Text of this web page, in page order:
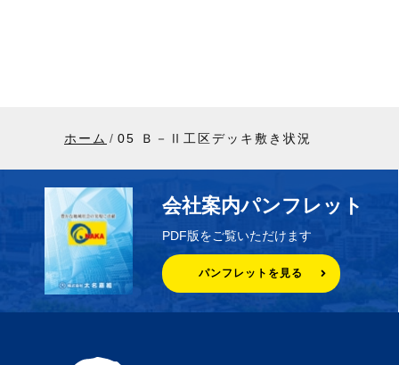
ホーム 05 Ｂ－Ⅱ工区デッキ敷き状況
会社案内パンフレット
PDF版をご覧いただけます
パンフレットを見る